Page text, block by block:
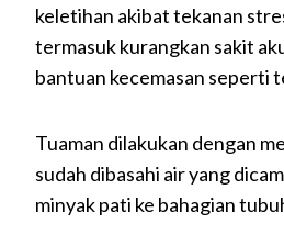
keletihan akibat tekanan
termasuk kurangkan sakit
bantuan kecemasan seperti
Tuaman dilakukan dengan
sudah dibasahi air yang
minyak pati ke bahagian